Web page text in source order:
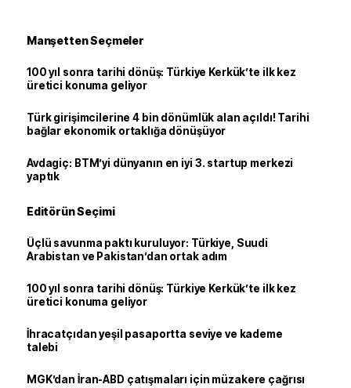
Manşetten Seçmeler
100 yıl sonra tarihi dönüş: Türkiye Kerkük’te ilk kez
üretici konuma geliyor
Türk girişimcilerine 4 bin dönümlük alan açıldı! Tarihi
bağlar ekonomik ortaklığa dönüşüyor
Avdagiç: BTM’yi dünyanın en iyi 3. startup merkezi
yaptık
Editörün Seçimi
Üçlü savunma paktı kuruluyor: Türkiye, Suudi
Arabistan ve Pakistan’dan ortak adım
100 yıl sonra tarihi dönüş: Türkiye Kerkük’te ilk kez
üretici konuma geliyor
İhracatçıdan yeşil pasaportta seviye ve kademe
talebi
MGK’dan İran-ABD çatışmaları için müzakere çağrısı